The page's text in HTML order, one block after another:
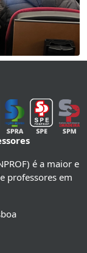
é a maior e
professores em